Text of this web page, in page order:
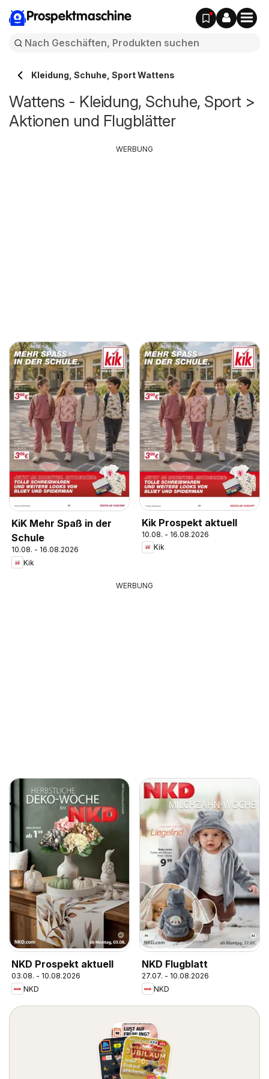
Prospektmaschine
Kleidung, Schuhe, Sport Wattens
Wattens - Kleidung, Schuhe, Sport >
Aktionen und Flugblätter
KiK Mehr Spaß in der
Schule
10.08. - 16.08.2026
Kik
Kik Prospekt aktuell
10.08. - 16.08.2026
Kik
WERBUNG
WERBUNG
NKD Prospekt aktuell
03.08. - 10.08.2026
NKD
NKD Flugblatt
27.07. - 10.08.2026
NKD